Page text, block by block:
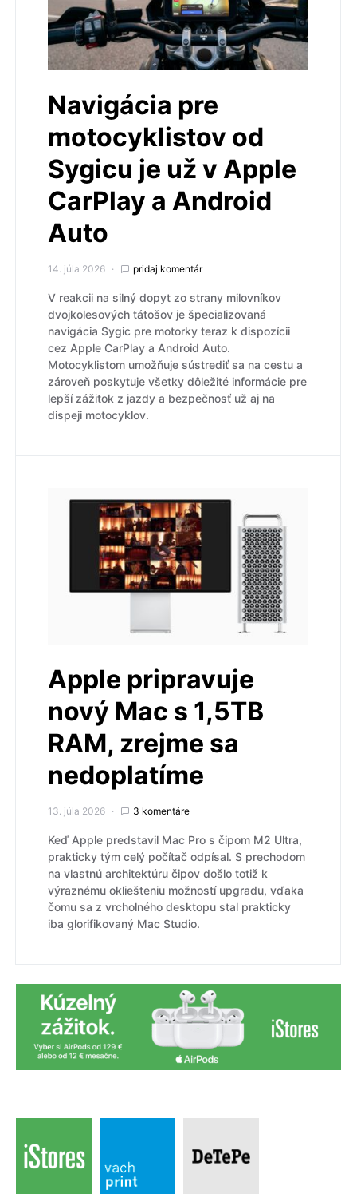
Navigácia pre
motocyklistov od
Sygicu je už v Apple
CarPlay a Android
Auto
14. júla 2026 pridaj komentár
V reakcii na silný dopyt zo strany milovníkov
dvojkolesových tátošov je špecializovaná
navigácia Sygic pre motorky teraz k dispozícii
cez Apple CarPlay a Android Auto.
Motocyklistom umožňuje sústrediť sa na cestu a
zároveň poskytuje všetky dôležité informácie pre
lepší zážitok z jazdy a bezpečnosť už aj na
dispeji motocyklov.
Apple pripravuje
nový Mac s 1,5TB
RAM, zrejme sa
nedoplatíme
13. júla 2026 3 komentáre
Keď Apple predstavil Mac Pro s čipom M2 Ultra,
prakticky tým celý počítač odpísal. S prechodom
na vlastnú architektúru čipov došlo totiž k
výraznému okliešteniu možností upgradu, vďaka
čomu sa z vrcholného desktopu stal prakticky
iba glorifikovaný Mac Studio.